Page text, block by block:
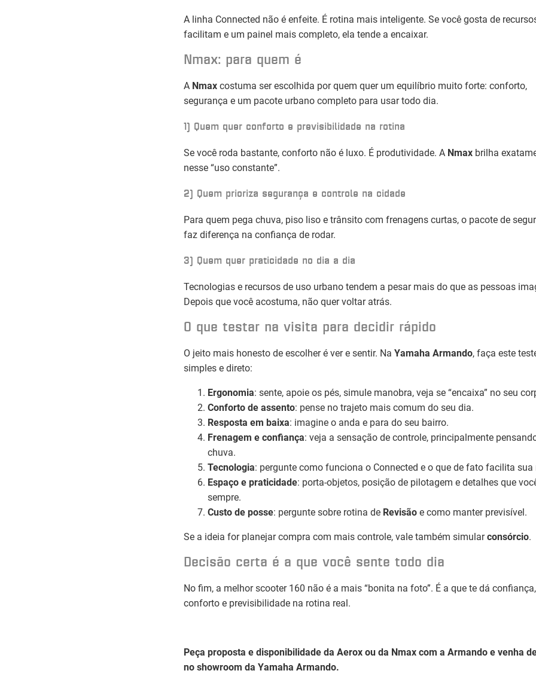
A linha Connected não é enfeite. É rotina mais inteligente. Se você gosta de
facilitam e um painel mais completo, ela tende a encaixar.
Nmax: para quem é
A Nmax costuma ser escolhida por quem quer um equilíbrio muito forte: conforto,
segurança e um pacote urbano completo para usar todo dia.
1) Quem quer conforto e previsibilidade na rotina
Se você roda bastante, conforto não é luxo. É produtividade. A Nmax brilha
nesse “uso constante”.
2) Quem prioriza segurança e controle na cidade
Para quem pega chuva, piso liso e trânsito com frenagens curtas, o pacote de
faz diferença na confiança de rodar.
3) Quem quer praticidade no dia a dia
Tecnologias e recursos de uso urbano tendem a pesar mais do que as pessoas
Depois que você acostuma, não quer voltar atrás.
O que testar na visita para decidir rápido
O jeito mais honesto de escolher é ver e sentir. Na Yamaha Armando, faça este
simples e direto:
Ergonomia: sente, apoie os pés, simule manobra, veja se “encaixa” no seu
Conforto de assento: pense no trajeto mais comum do seu dia.
Resposta em baixa: imagine o anda e para do seu bairro.
Frenagem e confiança: veja a sensação de controle, principalmente
chuva.
Tecnologia: pergunte como funciona o Connected e o que de fato facilita sua
Espaço e praticidade: porta-objetos, posição de pilotagem e detalhes que
sempre.
Custo de posse: pergunte sobre rotina de Revisão e como manter previsível.
Se a ideia for planejar compra com mais controle, vale também simular consórcio.
Decisão certa é a que você sente todo dia
No fim, a melhor scooter 160 não é a mais “bonita na foto”. É a que te dá confiança,
conforto e previsibilidade na rotina real.
Peça proposta e disponibilidade da Aerox ou da Nmax com a Armando e venha
no showroom da Yamaha Armando.